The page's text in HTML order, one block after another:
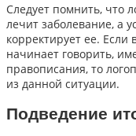
Следует помнить, что
лечит заболевание, а
корректирует ее. Если
начинает говорить,
правописания, то
из данной ситуации.
Подведение